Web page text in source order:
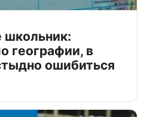
школьник:
географии, в
ошибиться